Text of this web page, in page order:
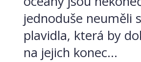
jednoduše neuměli
plavidla, která by
na jejich konec...